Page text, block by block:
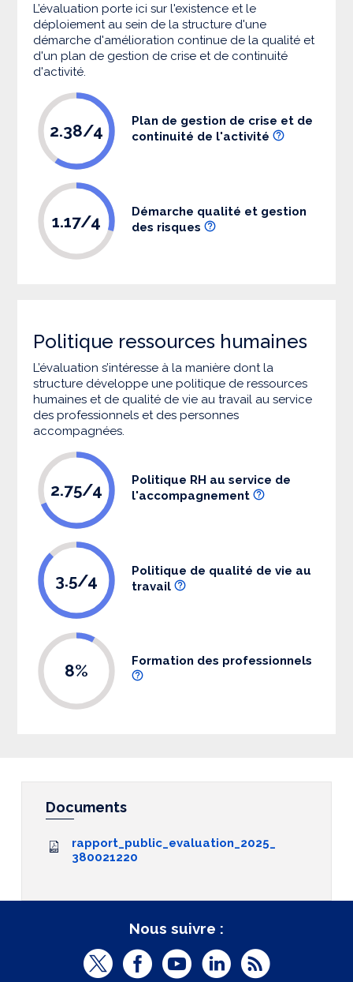
L’évaluation porte ici sur l'existence et le
déploiement au sein de la structure d'une
démarche d'amélioration continue de la qualité et
d'un plan de gestion de crise et de continuité
d'activité.
2.38/4
Plan de gestion de crise et de
continuité de l'activité
1.17/4
Démarche qualité et gestion
des risques
Politique ressources humaines
L’évaluation s’intéresse à la manière dont la
structure développe une politique de ressources
humaines et de qualité de vie au travail au service
des professionnels et des personnes
accompagnées.
2.75/4
Politique RH au service de
l'accompagnement
3.5/4
Politique de qualité de vie au
travail
8% Formation des professionnels
Documents
rapport_public_evaluation_2025_
380021220
Nous suivre :
T
F
Y
L
R